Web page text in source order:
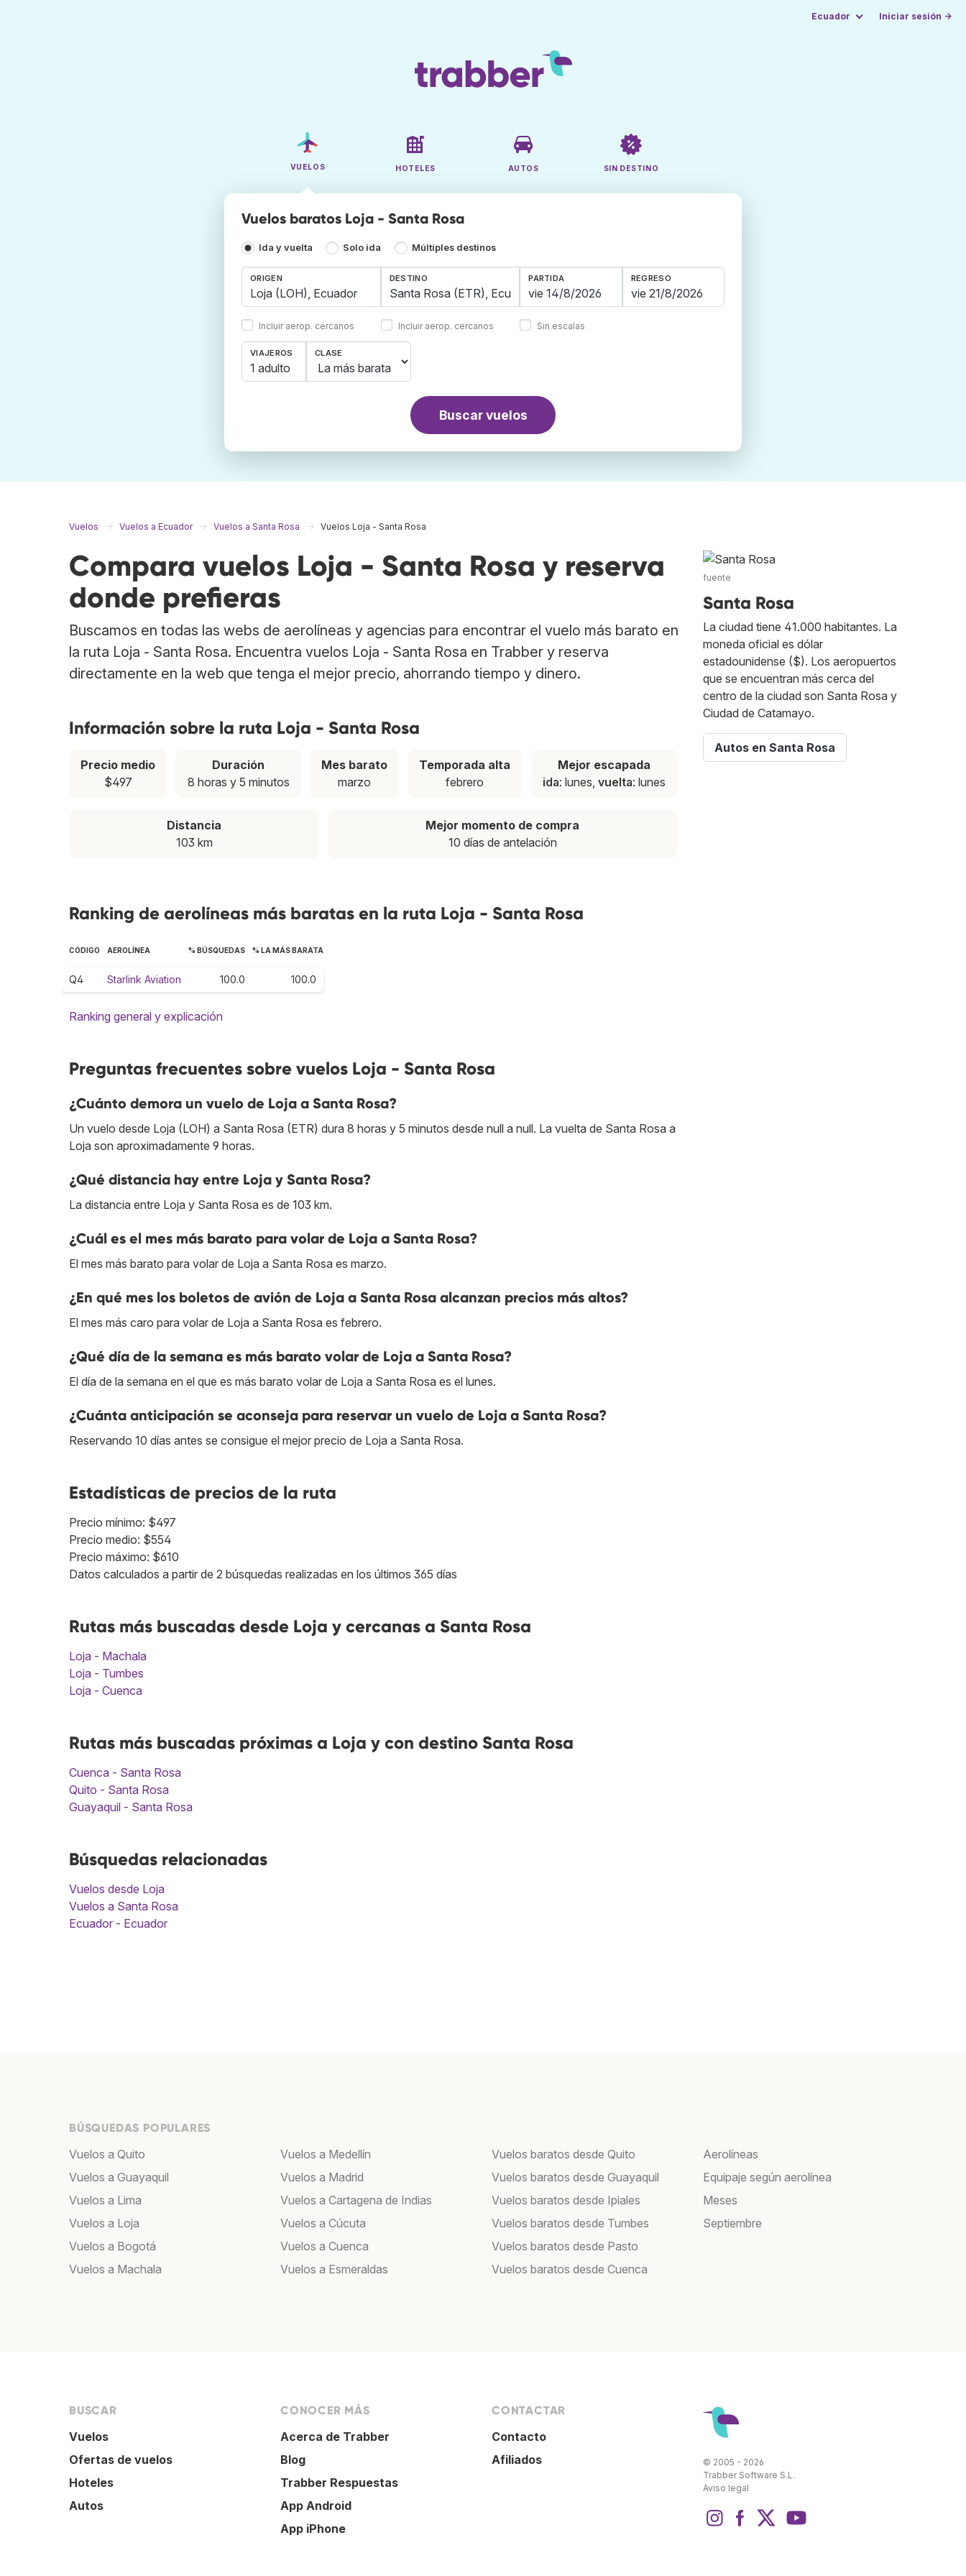
Ecuador Iniciar sesión →
VUELOS HOTELES AUTOS SIN DESTINO
Vuelos baratos Loja - Santa Rosa
Ida y vuelta Solo ida Múltiples destinos
ORIGEN
Incluir aerop. cercanos
DESTINO
Incluir aerop. cercanos
PARTIDA REGRESO
Sin escalas
VIAJEROS
1 adulto
CLASE
Buscar vuelos
Vuelos Vuelos a Ecuador Vuelos a Santa Rosa Vuelos Loja - Santa Rosa
Compara vuelos Loja - Santa Rosa y reserva
donde prefieras
Buscamos en todas las webs de aerolíneas y agencias para encontrar el vuelo más barato en
la ruta Loja - Santa Rosa. Encuentra vuelos Loja - Santa Rosa en Trabber y reserva
directamente en la web que tenga el mejor precio, ahorrando tiempo y dinero.
Información sobre la ruta Loja - Santa Rosa
Precio medio
$497
Duración
8 horas y 5 minutos
Mes barato
marzo
Temporada alta
febrero
Mejor escapada
ida: lunes, vuelta: lunes
Distancia
103 km
Mejor momento de compra
10 días de antelación
Ranking de aerolíneas más baratas en la ruta Loja - Santa Rosa
CÓDIGO AEROLÍNEA % BÚSQUEDAS % LA MÁS BARATA
Q4 Starlink Aviation 100.0 100.0
Ranking general y explicación
Preguntas frecuentes sobre vuelos Loja - Santa Rosa
¿Cuánto demora un vuelo de Loja a Santa Rosa?
Un vuelo desde Loja (LOH) a Santa Rosa (ETR) dura 8 horas y 5 minutos desde null a null. La vuelta de Santa Rosa a
Loja son aproximadamente 9 horas.
¿Qué distancia hay entre Loja y Santa Rosa?
La distancia entre Loja y Santa Rosa es de 103 km.
¿Cuál es el mes más barato para volar de Loja a Santa Rosa?
El mes más barato para volar de Loja a Santa Rosa es marzo.
¿En qué mes los boletos de avión de Loja a Santa Rosa alcanzan precios más altos?
El mes más caro para volar de Loja a Santa Rosa es febrero.
¿Qué día de la semana es más barato volar de Loja a Santa Rosa?
El día de la semana en el que es más barato volar de Loja a Santa Rosa es el lunes.
¿Cuánta anticipación se aconseja para reservar un vuelo de Loja a Santa Rosa?
Reservando 10 días antes se consigue el mejor precio de Loja a Santa Rosa.
Estadísticas de precios de la ruta
Precio mínimo: $497
Precio medio: $554
Precio máximo: $610
Datos calculados a partir de 2 búsquedas realizadas en los últimos 365 días
Rutas más buscadas desde Loja y cercanas a Santa Rosa
Loja - Machala
Loja - Tumbes
Loja - Cuenca
Rutas más buscadas próximas a Loja y con destino Santa Rosa
Cuenca - Santa Rosa
Quito - Santa Rosa
Guayaquil - Santa Rosa
Búsquedas relacionadas
Vuelos desde Loja
Vuelos a Santa Rosa
Ecuador - Ecuador
fuente
Santa Rosa
La ciudad tiene 41.000 habitantes. La
moneda oficial es dólar
estadounidense ($). Los aeropuertos
que se encuentran más cerca del
centro de la ciudad son Santa Rosa y
Ciudad de Catamayo.
Autos en Santa Rosa
BÚSQUEDAS POPULARES
Vuelos a Quito
Vuelos a Guayaquil
Vuelos a Lima
Vuelos a Loja
Vuelos a Bogotá
Vuelos a Machala
Vuelos a Medellín
Vuelos a Madrid
Vuelos a Cartagena de Indias
Vuelos a Cúcuta
Vuelos a Cuenca
Vuelos a Esmeraldas
Vuelos baratos desde Quito
Vuelos baratos desde Guayaquil
Vuelos baratos desde Ipiales
Vuelos baratos desde Tumbes
Vuelos baratos desde Pasto
Vuelos baratos desde Cuenca
Aerolíneas
Equipaje según aerolínea
Meses
Septiembre
BUSCAR
Vuelos
Ofertas de vuelos
Hoteles
Autos
CONOCER MÁS
Acerca de Trabber
Blog
Trabber Respuestas
App Android
App iPhone
CONTACTAR
Contacto
Afiliados
© 2005 - 2026
Trabber Software S.L.
Aviso legal